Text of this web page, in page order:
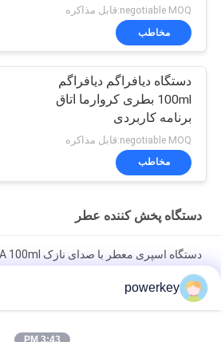
کنترل
negotiable MOQ:قابل مذاکره
مخاطب
دستگاه دیافراگم دیافراگم
100ml بطری کروارما اتاق
برنامه کاربردی
negotiable MOQ:قابل مذاکره
مخاطب
دستگاه پخش کننده عطر
اسفنجی پلاستیکی
powerkey
3:43 PM